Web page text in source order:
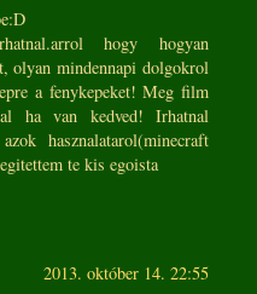
hogy hogyan
olyan mindennapi dolgokrol
a fenykepeket! Meg film
ha van kedved! Irhatnal
hasznalatarol(minecraft
te kis egoista
2013. október 14. 22:55